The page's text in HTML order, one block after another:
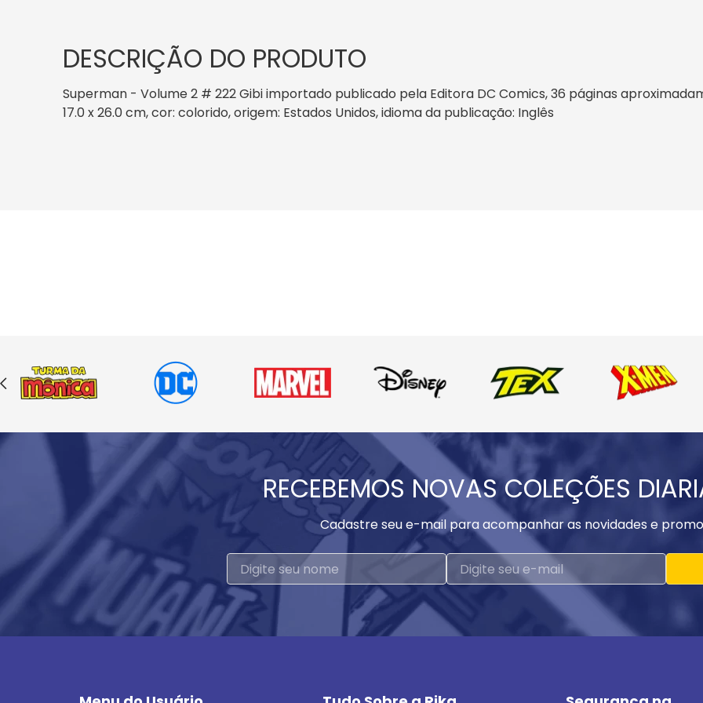
DESCRIÇÃO DO PRODUTO
Superman - Volume 2 # 222 Gibi importado publicado pela Editora DC Comics, 36 páginas
17.0 x 26.0 cm, cor: colorido, origem: Estados Unidos, idioma da publicação: Inglês
RECEBEMOS NOVAS COLEÇÕES
Cadastre seu e-mail para acompanhar as novidades e